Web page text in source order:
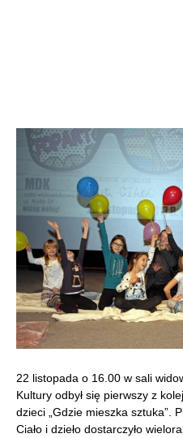
22 listopada o 16.00 w sali
Kultury odbył się pierwszy z
dzieci „Gdzie mieszka sztuka”.
Ciało i dzieło dostarczyło